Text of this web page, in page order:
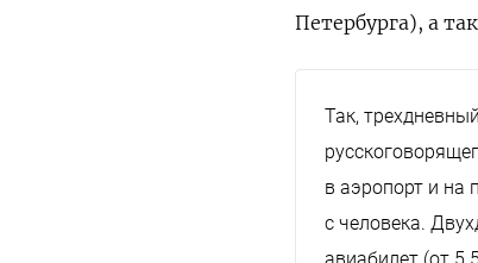
Петербурга), а
Так,
в аэропорт и на
с человека.